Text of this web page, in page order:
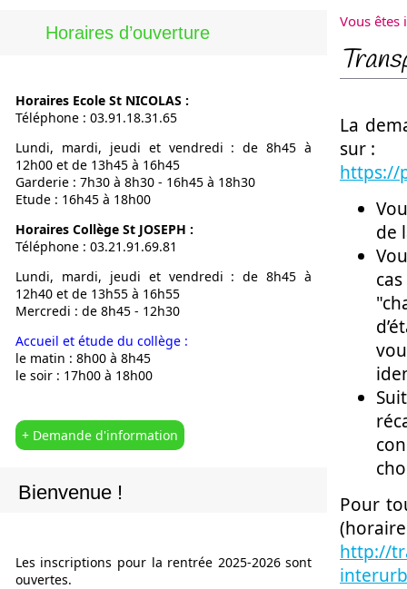
Historique
Notre
Calendrier
L’APEL
Nous situer
Horaires d’ouverture
Horaires Ecole St NICOLAS :
Téléphone : 03.91.18.31.65
Lundi, mardi, jeudi et vendredi : de 8h45 à
12h00 et de 13h45 à 16h45
Garderie : 7h30 à 8h30 - 16h45 à 18h30
Etude : 16h45 à 18h00
Horaires Collège St JOSEPH :
Téléphone : 03.21.91.69.81
Lundi, mardi, jeudi et vendredi : de 8h45 à
12h40 et de 13h55 à 16h55
Mercredi : de 8h45 - 12h30
Accueil et étude du collège :
le matin : 8h00 à 8h45
le soir : 17h00 à 18h00
+ Demande d'information
Bienvenue !
Les inscriptions pour la rentrée 2025-2026 sont
ouvertes.
Vous êtes
La
sur :
https://
de
Pour
http://